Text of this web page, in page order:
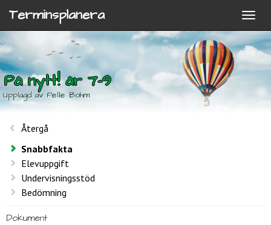
Terminsplanera
På nytt! år 7-9
Upplagd av Pelle Bohm
Återgå
Snabbfakta
Elevuppgift
Undervisningsstöd
Bedömning
Dokument